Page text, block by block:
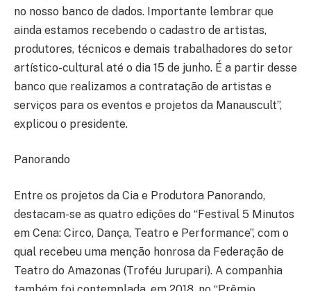
no nosso banco de dados. Importante lembrar que
ainda estamos recebendo o cadastro de artistas,
produtores, técnicos e demais trabalhadores do setor
artístico-cultural até o dia 15 de junho. É a partir desse
banco que realizamos a contratação de artistas e
serviços para os eventos e projetos da Manauscult”,
explicou o presidente.
Panorando
Entre os projetos da Cia e Produtora Panorando,
destacam-se as quatro edições do “Festival 5 Minutos
em Cena: Circo, Dança, Teatro e Performance”, com o
qual recebeu uma menção honrosa da Federação de
Teatro do Amazonas (Troféu Jurupari). A companhia